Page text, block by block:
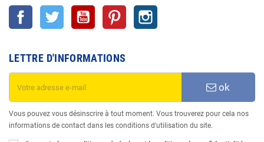
Facebook Twitter YouTube Pinterest
LETTRE D'INFORMATIONS
ok
Vous pouvez vous désinscrire à tout moment. Vous trouverez pour cela nos
informations de contact dans les conditions d'utilisation du site.